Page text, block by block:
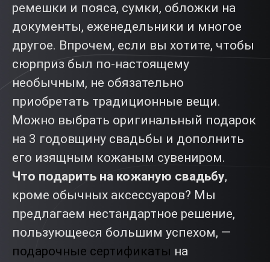
ремешки и пояса, сумки, обложки на
документы, еженедельники и многое
другое. Впрочем, если вы хотите, чтобы
сюрприз был по-настоящему
необычным, не обязательно
приобретать традиционные вещи.
Можно выбрать оригинальный подарок
на 3 годовщину свадьбы и дополнить
его изящным кожаным сувениром.
Что подарить на кожаную свадьбу,
кроме обычных аксессуаров? Мы
предлагаем нестандартное решение,
пользующееся большим успехом, —
подарочные сертификаты на